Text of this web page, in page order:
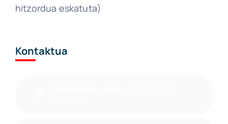
hitzordua eskatuta)
Kontaktua